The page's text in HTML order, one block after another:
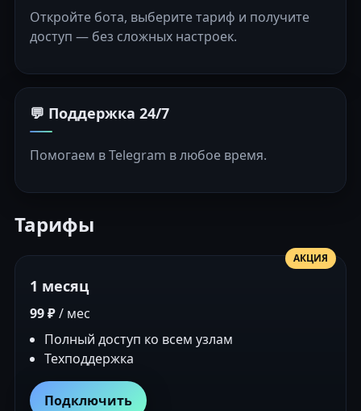
Откройте бота, выберите тариф и получите
доступ — без сложных настроек.
💬 Поддержка 24/7
Помогаем в Telegram в любое время.
Тарифы
АКЦИЯ
1 месяц
99 ₽/ мес
Полный доступ ко всем узлам
Техподдержка
Подключить